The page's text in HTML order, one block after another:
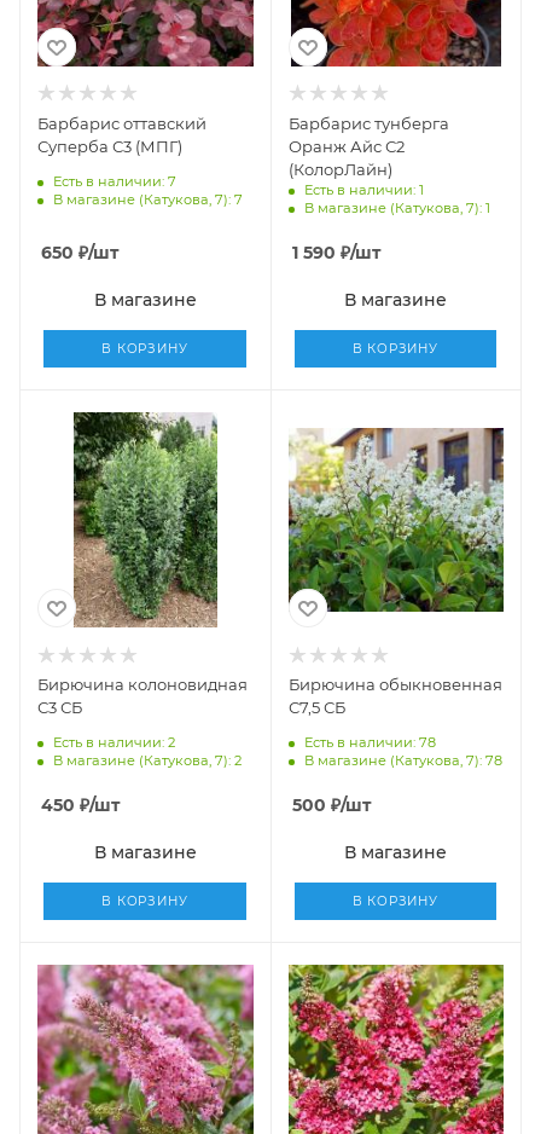
Барбарис оттавский
Суперба С3 (МПГ)
Есть в наличии: 7
В магазине (Катукова, 7): 7
650 ₽/шт
В магазине
В КОРЗИНУ
Барбарис тунберга
Оранж Айс С2
(КолорЛайн)
Есть в наличии: 1
В магазине (Катукова, 7): 1
1 590 ₽/шт
В магазине
В КОРЗИНУ
Бирючина колоновидная
С3 СБ
Есть в наличии: 2
В магазине (Катукова, 7): 2
450 ₽/шт
В магазине
В КОРЗИНУ
Бирючина обыкновенная
С7,5 СБ
Есть в наличии: 78
В магазине (Катукова, 7): 78
500 ₽/шт
В магазине
В КОРЗИНУ